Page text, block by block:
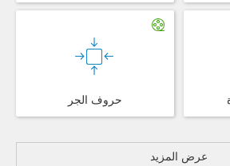
حروف الجر
عرض المزيد